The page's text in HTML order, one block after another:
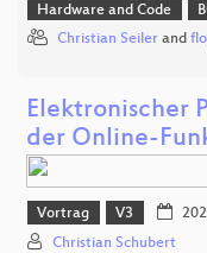
Hardware and Code
Christian Seiler and
Elektronischer
der
Vortrag V3
Christian Schubert